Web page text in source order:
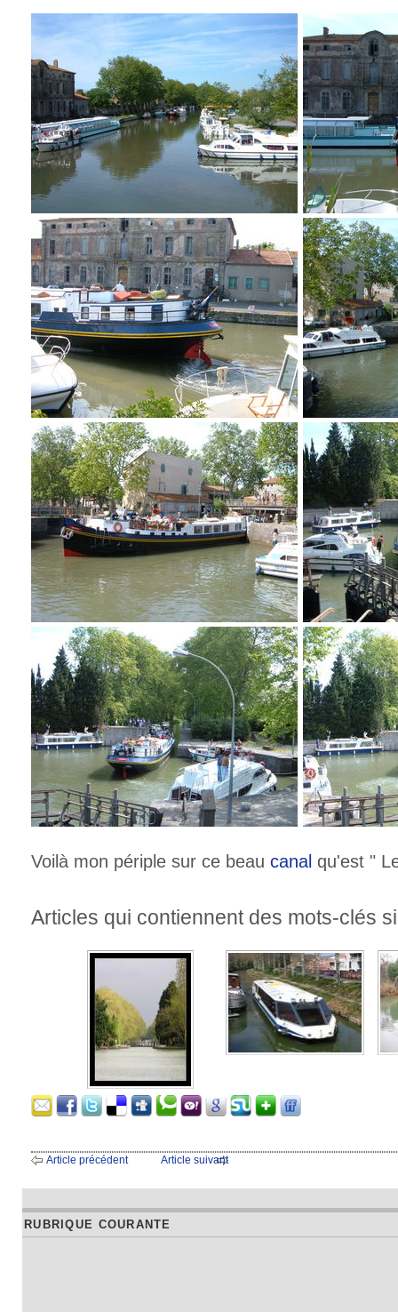
Voilà mon périple sur ce beau canal qu'est "
Articles qui contiennent des mots-clés
Article précédent Article suivant
RUBRIQUE COURANTE